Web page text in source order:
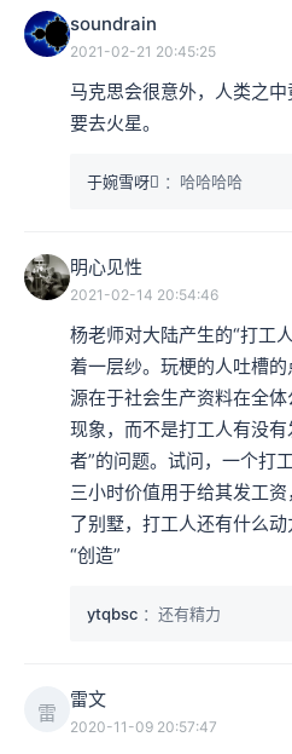
soundrain
2021-02-21 20:45:25
马克思会很意外，人类之
要去火星。
于婉雪呀 ：哈哈哈哈
明心见性
2021-02-14 20:54:46
杨老师对大陆产生的“打工
着一层纱。玩梗的人吐槽
源在于社会生产资料在全
现象，而不是打工人有没
者”的问题。试问，一个打
三小时价值用于给其发工
了别墅，打工人还有什么
“创造”
ytqbsc ：还有精力
雷
雷文
2020-11-09 20:57:47